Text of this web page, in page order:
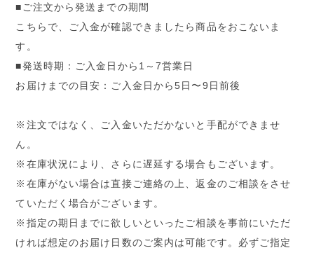
■ご注文から発送までの期間
こちらで、ご入金が確認できましたら商品をおこないま
す。
■発送時期：ご入金日から1～7営業日
お届けまでの目安：ご入金日から5日〜9日前後
※注文ではなく、ご入金いただかないと手配ができませ
ん。
※在庫状況により、さらに遅延する場合もございます。
※在庫がない場合は直接ご連絡の上、返金のご相談をさせ
ていただく場合がございます。
※指定の期日までに欲しいといったご相談を事前にいただ
ければ想定のお届け日数のご案内は可能です。必ずご指定